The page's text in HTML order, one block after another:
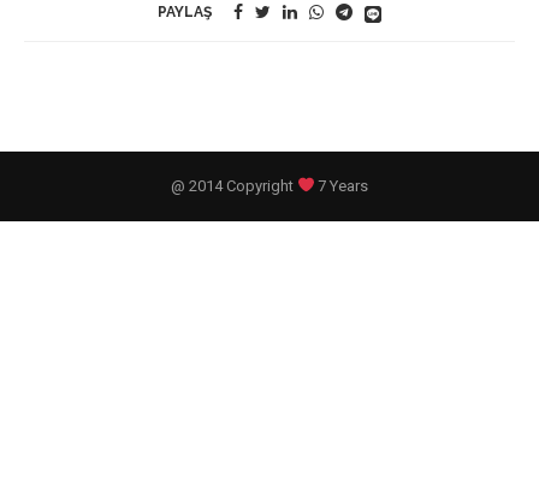
PAYLAŞ
@ 2014 Copyright 7 Years